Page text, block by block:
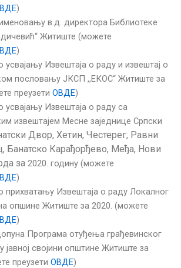
)
в.д. директора Библиотеке
Житиште (можете
)
Извештаја о раду и извештај о
пословању ЈКСП ,,ЕКОС“ Житиште за
преузети ОВДЕ)
усвајању Извештаја о раду са
извештајем Месне заједнице Српски
Двор, Хетин, Честерег, Равни
Банатско Карађорђево, Међа, Нови
за 2020. годину (можете
)
прихватању Извештаја о раду Локалног
опшине Житиште за 2020. (можете
)
Програма отуђења грађевинског
својини општине Житиште за
преузети ОВДЕ)